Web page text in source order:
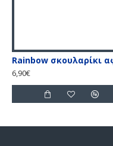
6,90€